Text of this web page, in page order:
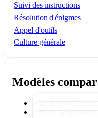
Suivi des instructions
Résolution d'énigmes
Appel d'outils
Culture générale
Modèles
#178 KAT-
#179 DeepSeek